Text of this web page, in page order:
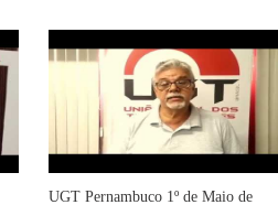
UGT Pernambuco 1º de Maio de